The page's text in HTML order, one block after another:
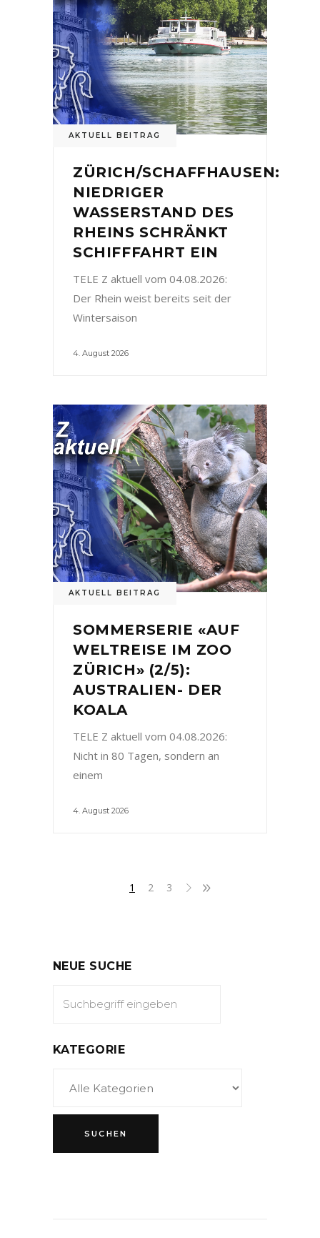
AKTUELL BEITRAG
ZÜRICH/SCHAFFHAUSEN:
NIEDRIGER
WASSERSTAND DES
RHEINS SCHRÄNKT
SCHIFFFAHRT EIN
TELE Z aktuell vom 04.08.2026:
Der Rhein weist bereits seit der
Wintersaison
4. August 2026
AKTUELL BEITRAG
SOMMERSERIE «AUF
WELTREISE IM ZOO
ZÜRICH» (2/5):
AUSTRALIEN- DER
KOALA
TELE Z aktuell vom 04.08.2026:
Nicht in 80 Tagen, sondern an
einem
4. August 2026
1 2 3
NEUE SUCHE
KATEGORIE